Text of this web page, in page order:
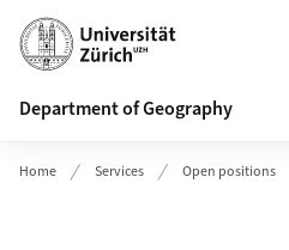
Header
Department of Geography
Home Services Open positions